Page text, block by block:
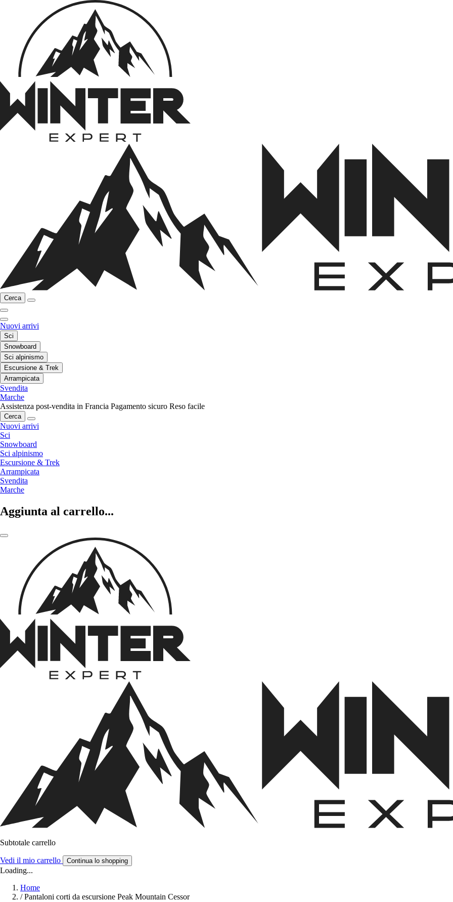
Cerca
Nuovi arrivi
Sci
Snowboard
Sci alpinismo
Escursione & Trek
Arrampicata
Svendita
Marche
Assistenza post-vendita in Francia Pagamento sicuro Reso facile
Cerca
Nuovi arrivi
Sci
Snowboard
Sci alpinismo
Escursione & Trek
Arrampicata
Svendita
Marche
Aggiunta al carrello...
Subtotale carrello
Vedi il mio carrello Continua lo shopping
Loading...
Home
/ Pantaloni corti da escursione Peak Mountain Cessor